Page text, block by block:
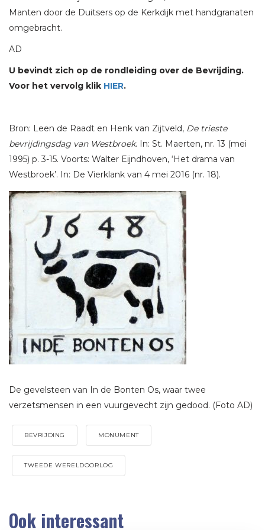
Manten door de Duitsers op de Kerkdijk met handgranaten
omgebracht.
AD
U bevindt zich op de rondleiding over de Bevrijding.
Voor het vervolg klik HIER.
Bron: Leen de Raadt en Henk van Zijtveld, De trieste
bevrijdingsdag van Westbroek. In: St. Maerten, nr. 13 (mei
1995) p. 3-15. Voorts: Walter Eijndhoven, ‘Het drama van
Westbroek’. In: De Vierklank van 4 mei 2016 (nr. 18).
De gevelsteen van In de Bonten Os, waar twee
verzetsmensen in een vuurgevecht zijn gedood. (Foto AD)
BEVRIJDING MONUMENT
TWEEDE WERELDOORLOG
Ook interessant